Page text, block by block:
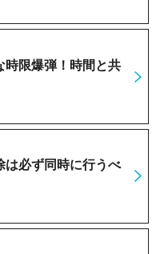
時限爆弾！時間と共
は必ず同時に行うべ